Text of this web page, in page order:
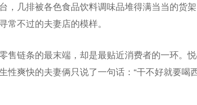
，几排被各色食品饮料调味品堆得满当当的货
不过的夫妻店的模样。
售链条的最末端，却是最贴近消费者的一环。
性爽快的夫妻俩只说了一句话：“干不好就要喝